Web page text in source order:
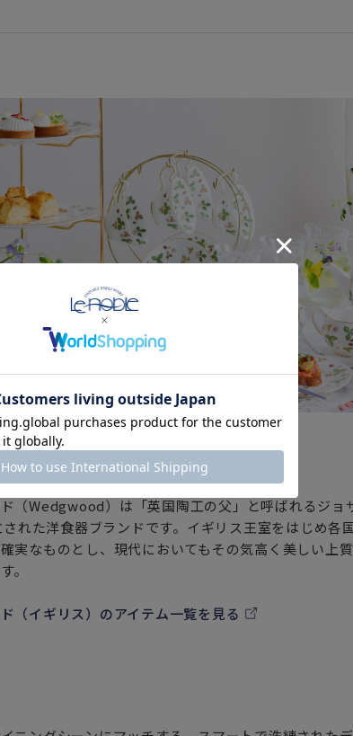
ッド（イギリス）
（Wedgwood）は「英国陶工の父」と呼ばれるジョ
れた洋食器ブランドです。イギリス王室をはじめ各
実なものとし、現代においてもその気高く美しい上
。
（イギリス）のアイテム一覧を見る